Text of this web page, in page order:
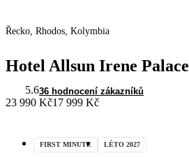
Řecko, Rhodos, Kolymbia
Hotel Allsun Irene Palace
5.636 hodnocení zákazníků
23 990 Kč17 999 Kč
FIRST MINUTE LÉTO 2027